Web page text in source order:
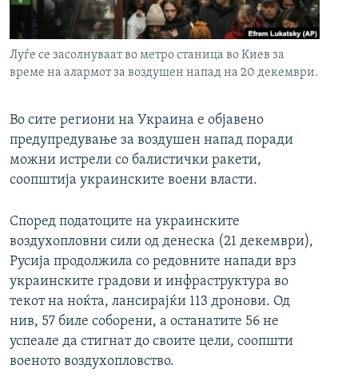
РСЕ веб страници
Луѓе се засолнуваат во метро станица во Киев за
време на алармот за воздушен напад на 20 декември.
Во сите региони на Украина е објавено
предупредување за воздушен напад поради
можни истрели со балистички ракети,
соопштија украинските воени власти.
Според податоците на украинските
воздухопловни сили од денеска (21 декември),
Русија продолжила со редовните напади врз
украинските градови и инфраструктура во
текот на ноќта, лансирајќи 113 дронови. Од
нив, 57 биле соборени, а останатите 56 не
успеале да стигнат до своите цели, соопшти
военото воздухопловство.